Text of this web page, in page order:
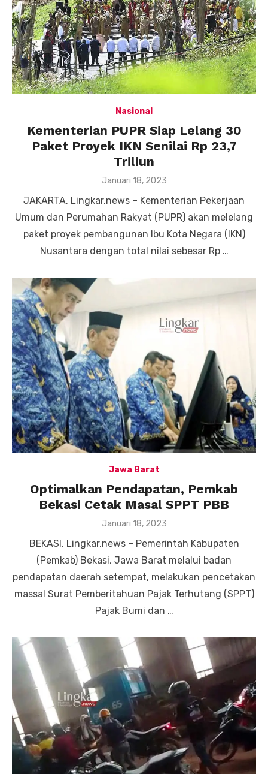
Nasional
Kementerian PUPR Siap Lelang 30
Paket Proyek IKN Senilai Rp 23,7
Triliun
Posted
Januari 18, 2023
JAKARTA, Lingkar.news – Kementerian Pekerjaan
Umum dan Perumahan Rakyat (PUPR) akan melelang
paket proyek pembangunan Ibu Kota Negara (IKN)
Nusantara dengan total nilai sebesar Rp …
Jawa Barat
Optimalkan Pendapatan, Pemkab
Bekasi Cetak Masal SPPT PBB
Posted
Januari 18, 2023
BEKASI, Lingkar.news – Pemerintah Kabupaten
(Pemkab) Bekasi, Jawa Barat melalui badan
pendapatan daerah setempat, melakukan pencetakan
massal Surat Pemberitahuan Pajak Terhutang (SPPT)
Pajak Bumi dan …